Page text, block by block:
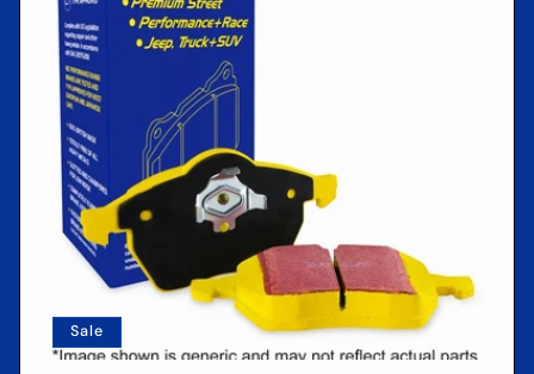
Sale